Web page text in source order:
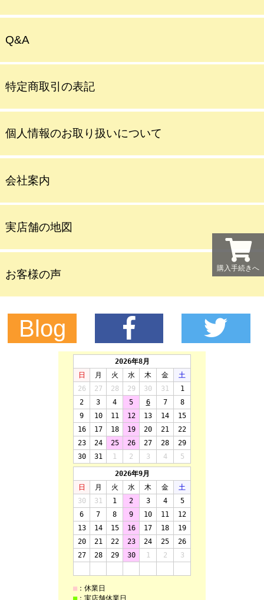
Q&A
特定商取引の表記
個人情報のお取り扱いについて
会社案内
実店舗の地図
お客様の声
Blog
購入手続きへ